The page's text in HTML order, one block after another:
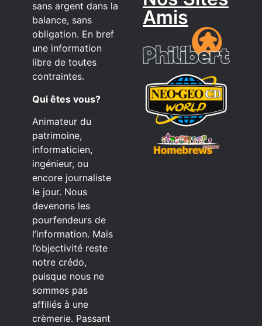
sans argent dans la
balance, sans
obligation. En bref
une information
libre de toutes
contraintes.
Qui êtes vous?
Animateur du
patrimoine,
informaticien,
ingénieur, ou
encore journaliste
le jour. Nous
devenons les
pourfendeurs de
l’information. Mais
l’objectivité reste
notre crédo,
puisque nous ne
sommes pas
affiliés à une
crèmerie. Passant
Amis